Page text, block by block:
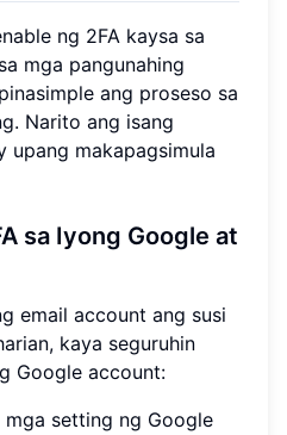
ng 2FA kaysa sa
mga pangunahing
ang proseso sa
Narito ang isang
upang makapagsimula
sa Iyong Google at
email account ang susi
kaya seguruhin
Google account:
mga setting ng Google